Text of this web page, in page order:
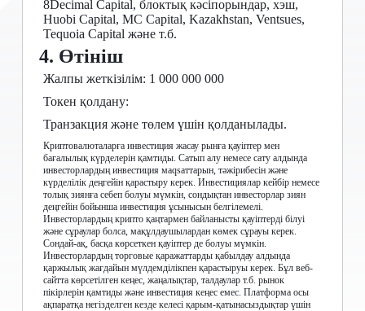
8Decimal Capital, блоктық кәсіпорындар, хэш,
Huobi Capital, MC Capital, Kazakhstan, Ventsues,
Tequoia Capital және т.б.
4. Өтініш
Жалпы жеткізілім: 1 000 000 000
Токен қолдану:
Транзакция және төлем үшін қолданылады.
Криптовалюталарға инвестиция жасау рынға қауіптер мен
бағалылық күрделерін қамтиды. Сатып алу немесе сату алдында
инвесторлардың инвестиция маqsаттарын, тәжірибесін және
күрделілік деңгейін қарастыру керек. Инвестициялар кейбір немесе
толық зиянға себеп болуы мүмкін, сондықтан инвесторлар зиян
деңгейін бойынша инвестиция ұсынысын белгілемелі.
Инвесторлардың крипто қаңтармен байланысты қауіптерді білуі
және сұраулар болса, мақұлдаушылардан көмек сұрауы керек.
Сондай-ақ, басқа көрсеткен қауіптер де болуы мүмкін.
Инвесторлардың торговые қаражаттарды қабылдау алдында
қаржылық жағдайын мүлдемділікпен қарастыруы керек. Бұл веб-
сайтта көрсетілген кеңес, жаңалықтар, талдаулар т.б. рынок
пікірлерін қамтиды және инвестиция кеңес емес. Платформа осы
ақпаратқа негізделген кезде келесі қарым-қатынасыздықтар үшін